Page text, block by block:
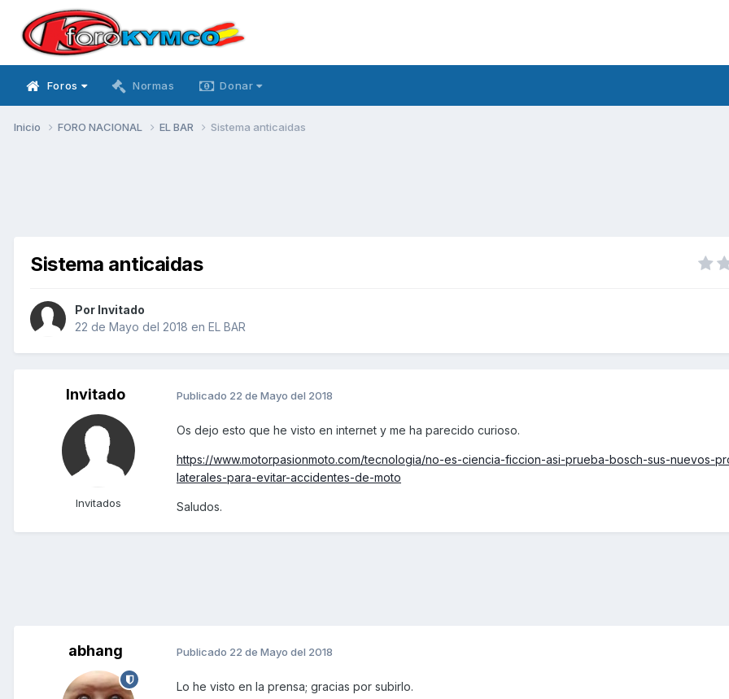
Foros Normas Donar
Inicio FORO NACIONAL EL BAR Sistema anticaidas
Sistema anticaidas
Por Invitado
22 de Mayo del 2018 en EL BAR
Invitado
Invitados
Publicado 22 de Mayo del 2018
Os dejo esto que he visto en internet y me ha parecido curioso.
https://www.motorpasionmoto.com/tecnologia/no-es-ciencia-ficcion-asi-prueba-bosch-sus-nuevos-
laterales-para-evitar-accidentes-de-moto
Saludos.
abhang Publicado 22 de Mayo del 2018
Lo he visto en la prensa; gracias por subirlo.